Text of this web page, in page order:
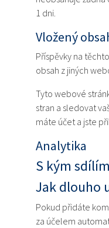
1 dni.
Vložený
Příspěvky na
obsah z jiných
Tyto webové
stran a sledovat
máte účet a jste
Analytika
S kým
Jak dlouho
Pokud přidáte
za účelem